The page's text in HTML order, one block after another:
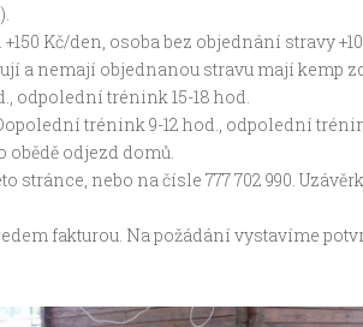
Kč/den, osoba bez objednání stravy
a nemají objednanou stravu mají kemp
odpolední trénink 15-18 hod.
trénink 9-12 hod., odpolední
obědě odjezd domů.
stránce, nebo na čísle 777 702 990.
fakturou. Na požádání vystavíme